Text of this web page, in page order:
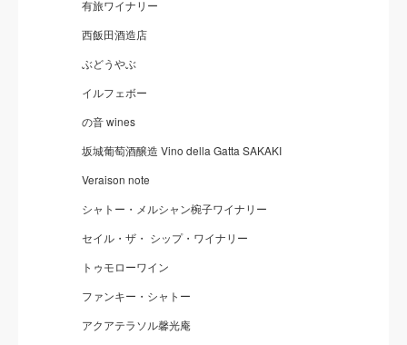
有旅ワイナリー
西飯田酒造店
ぶどうやぶ
イルフェボー
の音 wines
坂城葡萄酒醸造 Vino della Gatta SAKAKI
Veraison note
シャトー・メルシャン椀子ワイナリー
セイル・ザ・ シップ・ワイナリー
トゥモローワイン
ファンキー・シャトー
アクアテラソル馨光庵